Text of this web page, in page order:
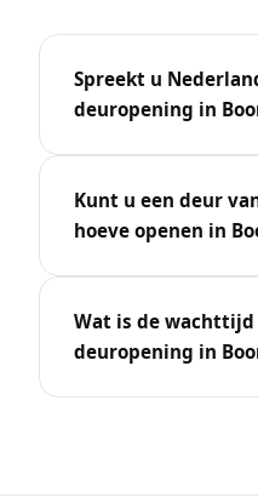
Spreekt u
deuropening in
Kunt u een deur
hoeve openen in
Wat is de wachttijd
deuropening in